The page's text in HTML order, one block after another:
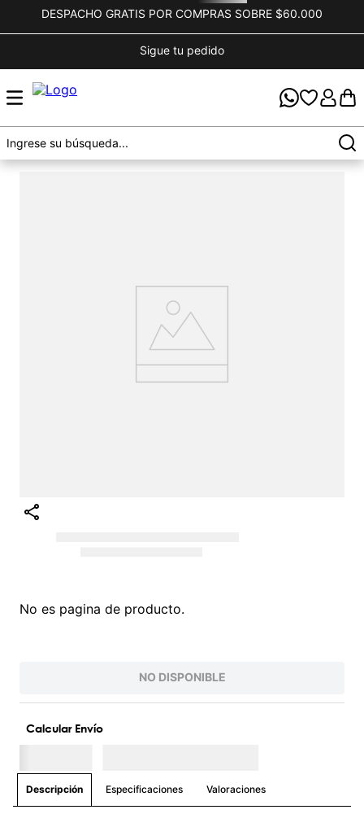
DESPACHO GRATIS POR COMPRAS SOBRE $60.000
Sigue tu pedido
No es pagina de producto.
NO DISPONIBLE
Calcular Envío
Descripción Especificaciones Valoraciones